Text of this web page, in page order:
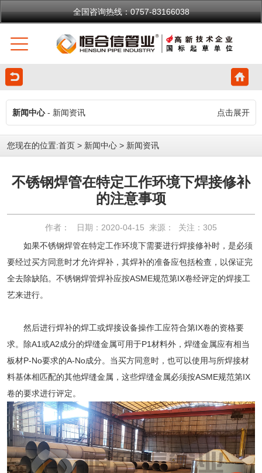
全国咨询热线：0757-83166038
新闻中心- 新闻资讯 点击展开
您现在的位置:首页 > 新闻中心 > 新闻资讯
不锈钢焊管在特定工作环境下焊接修补
的注意事项
作者： 日期：2020-04-15 来源： 关注： 305
如果不锈钢焊管在特定工作环境下需要进行焊接修补时，是必须
要经过买方同意时才允许焊补，其焊补的准备应包括检查，以保证完
全去除缺陷。不锈钢焊管焊补应按ASME规范第IX卷经评定的焊接工
艺来进行。
然后进行焊补的焊工或焊接设备操作工应符合第IX卷的资格要
求。除A1或A2成分的焊缝金属可用于P1材料外，焊缝金属应有相当
板材P-No要求的A-No成分。当买方同意时，也可以使用与所焊接材
料基体相匹配的其他焊缝金属，这些焊缝金属必须按ASME规范第IX
卷的要求进行评定。